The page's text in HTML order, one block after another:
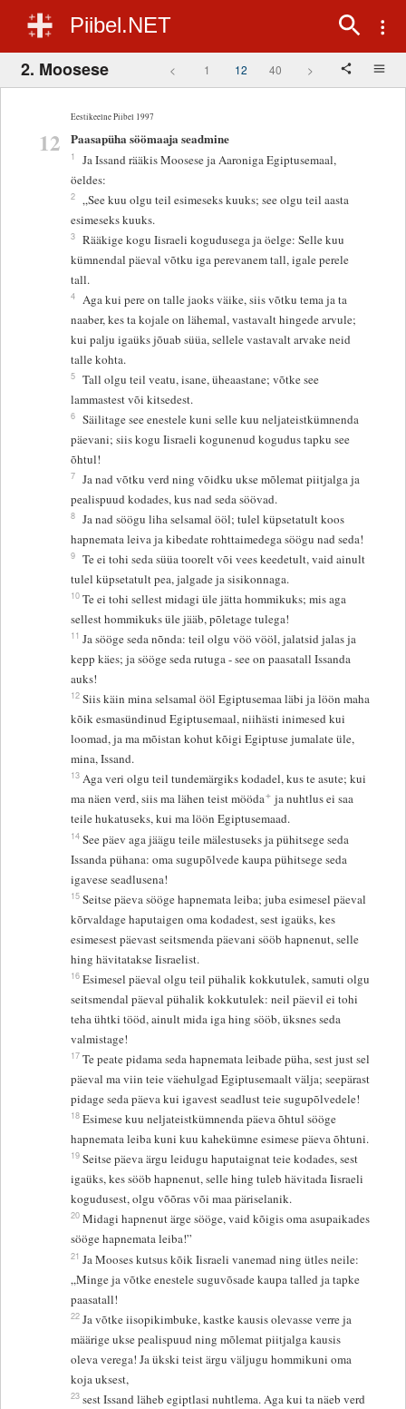
Piibel.NET
2. Moosese < 1 12 40 >
Eestikeelne Piibel 1997
12 Paasapüha söömaaja seadmine
1
Ja Issand rääkis Moosese ja Aaroniga Egiptusemaal,
öeldes:
2 „See kuu olgu teil esimeseks kuuks; see olgu teil aasta
esimeseks kuuks.
3 Rääkige kogu Iisraeli kogudusega ja öelge: Selle kuu
kümnendal päeval võtku iga perevanem tall, igale perele
tall.
4 Aga kui pere on talle jaoks väike, siis võtku tema ja ta
naaber, kes ta kojale on lähemal, vastavalt hingede arvule;
kui palju igaüks jõuab süüa, sellele vastavalt arvake neid
talle kohta.
5 Tall olgu teil veatu, isane, üheaastane; võtke see
lammastest või kitsedest.
6 Säilitage see enestele kuni selle kuu neljateistkümnenda
päevani; siis kogu Iisraeli kogunenud kogudus tapku see
õhtul!
7 Ja nad võtku verd ning võidku ukse mõlemat piitjalga ja
pealispuud kodades, kus nad seda söövad.
8 Ja nad söögu liha selsamal ööl; tulel küpsetatult koos
hapnemata leiva ja kibedate rohttaimedega söögu nad seda!
9 Te ei tohi seda süüa toorelt või vees keedetult, vaid ainult
tulel küpsetatult pea, jalgade ja sisikonnaga.
10 Te ei tohi sellest midagi üle jätta hommikuks; mis aga
sellest hommikuks üle jääb, põletage tulega!
11 Ja sööge seda nõnda: teil olgu vöö vööl, jalatsid jalas ja
kepp käes; ja sööge seda rutuga - see on paasatall Issanda
auks!
12 Siis käin mina selsamal ööl Egiptusemaa läbi ja löön maha
kõik esmasündinud Egiptusemaal, niihästi inimesed kui
loomad, ja ma mõistan kohut kõigi Egiptuse jumalate üle,
mina, Issand.
13 Aga veri olgu teil tundemärgiks kodadel, kus te asute; kui
ma näen verd, siis ma lähen teist mööda+ ja nuhtlus ei saa
teile hukatuseks, kui ma löön Egiptusemaad.
14 See päev aga jäägu teile mälestuseks ja pühitsege seda
Issanda pühana: oma sugupõlvede kaupa pühitsege seda
igavese seadlusena!
15 Seitse päeva sööge hapnemata leiba; juba esimesel päeval
kõrvaldage haputaigen oma kodadest, sest igaüks, kes
esimesest päevast seitsmenda päevani sööb hapnenut, selle
hing hävitatakse Iisraelist.
16 Esimesel päeval olgu teil pühalik kokkutulek, samuti olgu
seitsmendal päeval pühalik kokkutulek: neil päevil ei tohi
teha ühtki tööd, ainult mida iga hing sööb, üksnes seda
valmistage!
17 Te peate pidama seda hapnemata leibade püha, sest just sel
päeval ma viin teie väehulgad Egiptusemaalt välja; seepärast
pidage seda päeva kui igavest seadlust teie sugupõlvedele!
18 Esimese kuu neljateistkümnenda päeva õhtul sööge
hapnemata leiba kuni kuu kahekümne esimese päeva õhtuni.
19 Seitse päeva ärgu leidugu haputaignat teie kodades, sest
igaüks, kes sööb hapnenut, selle hing tuleb hävitada Iisraeli
kogudusest, olgu võõras või maa päriselanik.
20 Midagi hapnenut ärge sööge, vaid kõigis oma asupaikades
sööge hapnemata leiba!”
21 Ja Mooses kutsus kõik Iisraeli vanemad ning ütles neile:
„Minge ja võtke enestele suguvõsade kaupa talled ja tapke
paasatall!
22 Ja võtke iisopikimbuke, kastke kausis olevasse verre ja
määrige ukse pealispuud ning mõlemat piitjalga kausis
oleva verega! Ja ükski teist ärgu väljugu hommikuni oma
koja uksest,
23 sest Issand läheb egiptlasi nuhtlema. Aga kui ta näeb verd